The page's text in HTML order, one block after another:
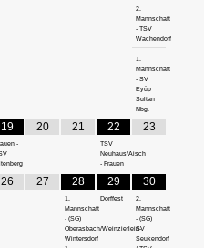
2.
Mannschaft
- TSV
Wachendorf
1.
Mannschaft
- SV
Eyüp
Sultan
Nbg.
19
-
20 21 22
TSV
Neuhaus/Aisch
- Frauen
23
26 27 28
1.
Mannschaft
- (SG)
Oberasbach/Weinzierlein-
Wintersdorf
29
Dorffest
30
2.
Mannschaft
- (SG)
SV
Seukendorf